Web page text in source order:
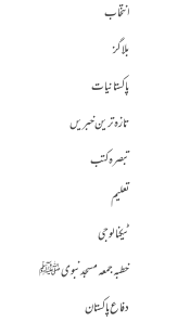
انتخاب
بلاگز
پاکستانیات
تازہ ترین خبریں
تبصرہ کتب
تعلیم
ٹیکنالوجی
خطبہ جمعہ مسجد نبوی ﷺ
دفاع پاکستان